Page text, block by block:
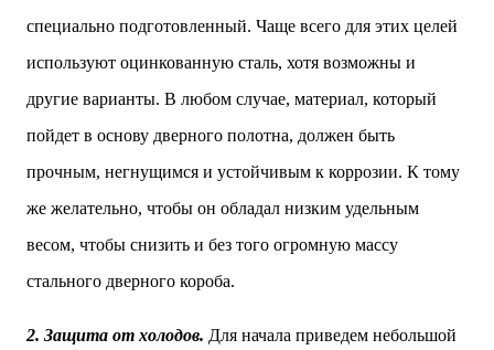
специально подготовленный. Чаще всего для этих целей
используют оцинкованную сталь, хотя возможны и
другие варианты. В любом случае, материал, который
пойдет в основу дверного полотна, должен быть
прочным, негнущимся и устойчивым к коррозии. К тому
же желательно, чтобы он обладал низким удельным
весом, чтобы снизить и без того огромную массу
стального дверного короба.
2. Защита от холодов. Для начала приведем небольшой